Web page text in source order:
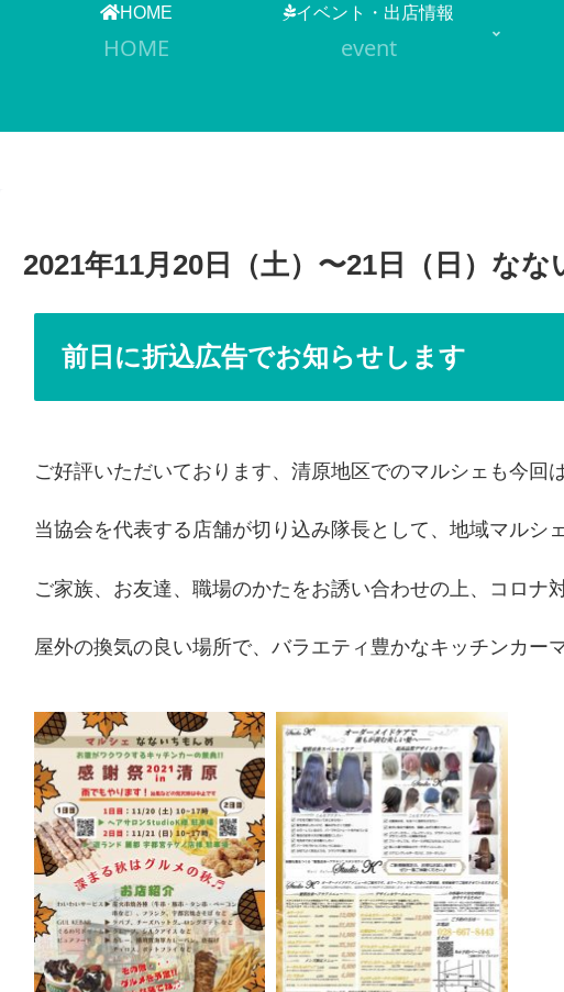
HOME
HOME
イベント・出店情報
event
2021年11月20日（土）〜21日（日）な
前日に折込広告でお知らせします
ご好評いただいております、清原地区でのマルシェも今回
当協会を代表する店舗が切り込み隊長として、地域マルシ
ご家族、お友達、職場のかたをお誘い合わせの上、コロナ
屋外の換気の良い場所で、バラエティ豊かなキッチンカー